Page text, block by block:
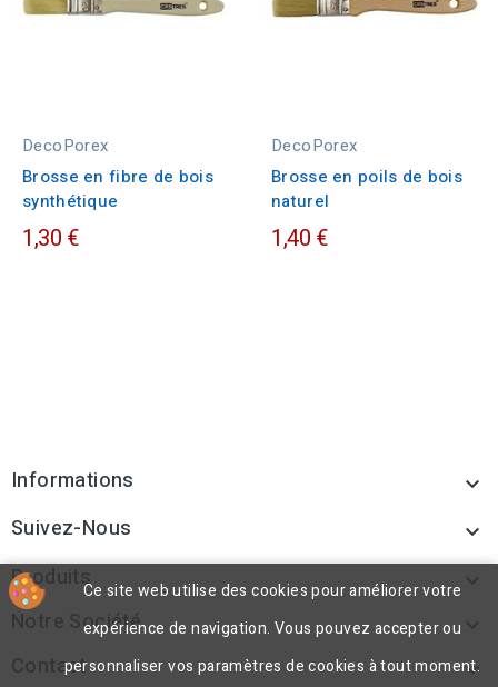
DecoPorex
Brosse en fibre de bois
synthétique
1,30 €
DecoPorex
Brosse en poils de bois
naturel
1,40 €
Informations 
Suivez-Nous 
Produits 
Notre Société 
Contact 
Ce site web utilise des cookies pour améliorer votre
expérience de navigation. Vous pouvez accepter ou
personnaliser vos paramètres de cookies à tout moment.